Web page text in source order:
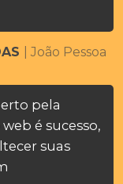
| João Pessoa
pela
é sucesso,
suas